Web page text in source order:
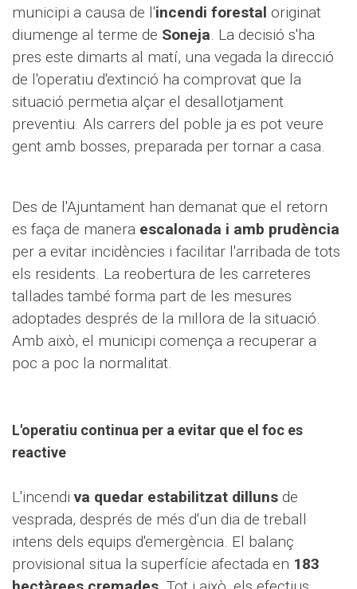
municipi a causa de l'incendi forestal originat
diumenge al terme de Soneja. La decisió s'ha
pres este dimarts al matí, una vegada la direcció
de l'operatiu d'extinció ha comprovat que la
situació permetia alçar el desallotjament
preventiu. Als carrers del poble ja es pot veure
gent amb bosses, preparada per tornar a casa.
Des de l'Ajuntament han demanat que el retorn
es faça de manera escalonada i amb prudència
per a evitar incidències i facilitar l'arribada de tots
els residents. La reobertura de les carreteres
tallades també forma part de les mesures
adoptades després de la millora de la situació.
Amb això, el municipi comença a recuperar a
poc a poc la normalitat.
L'operatiu continua per a evitar que el foc es
reactive
L'incendi va quedar estabilitzat dilluns de
vesprada, després de més d'un dia de treball
intens dels equips d'emergència. El balanç
provisional situa la superfície afectada en 183